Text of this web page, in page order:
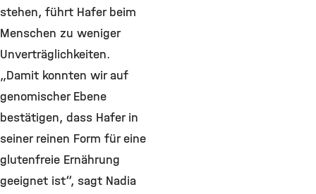
stehen, führt Hafer beim
Menschen zu weniger
Unverträglichkeiten.
„Damit konnten wir auf
genomischer Ebene
bestätigen, dass Hafer in
seiner reinen Form für eine
glutenfreie Ernährung
geeignet ist“, sagt Nadia